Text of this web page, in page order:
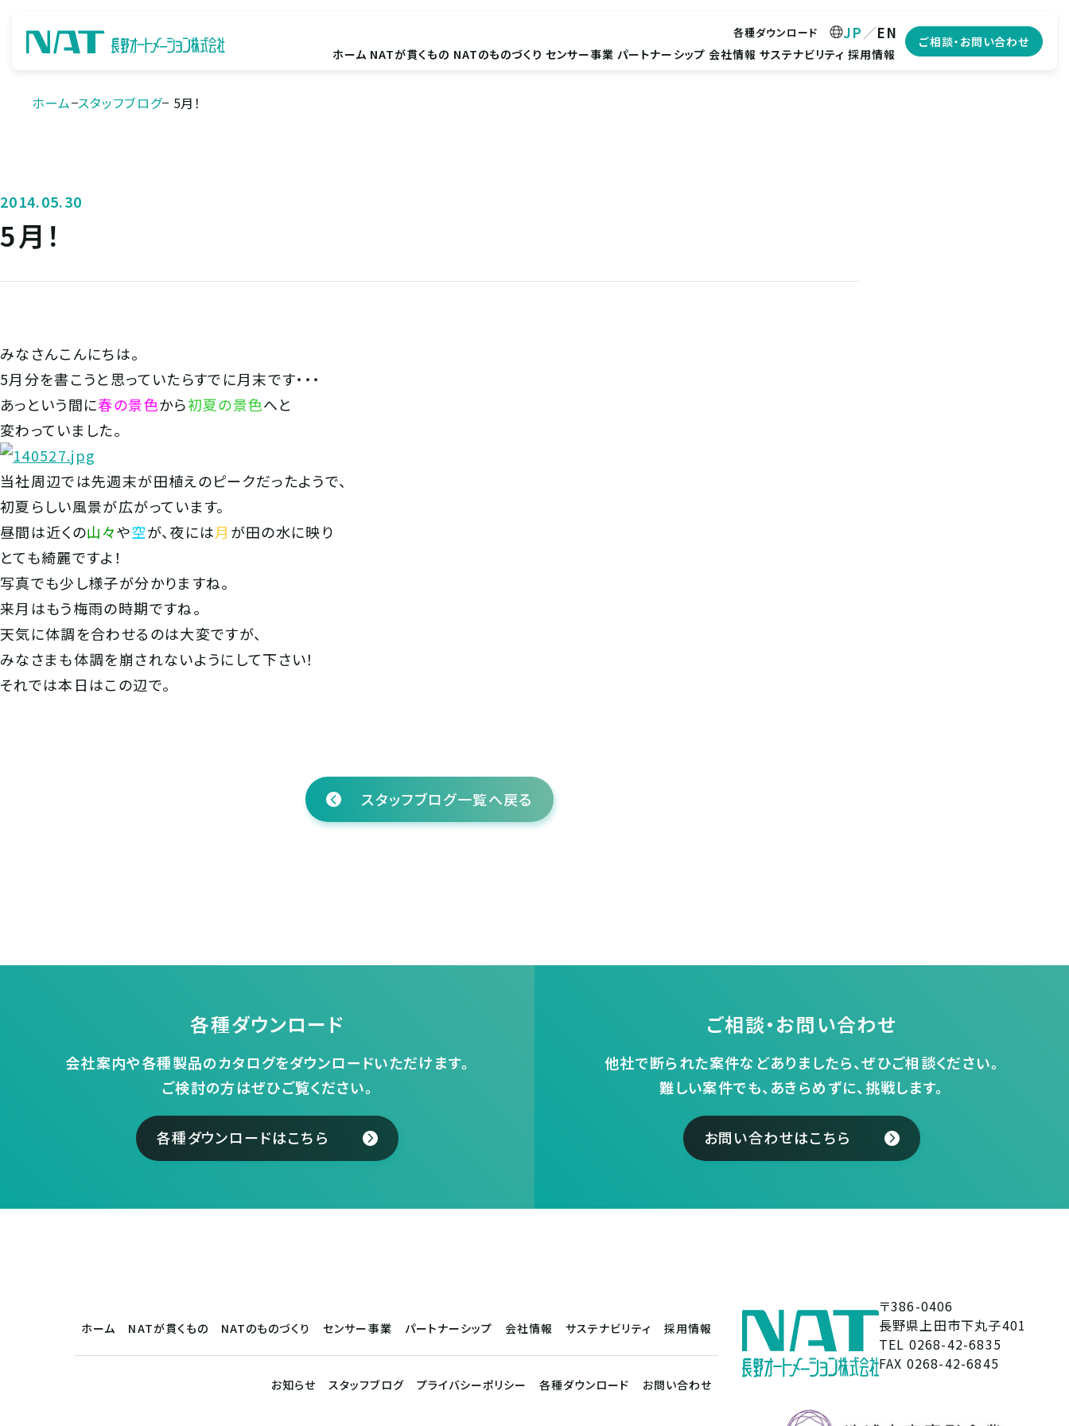
ホーム NATが貫くもの NATのものづくり センサー事業 パートナーシップ 会社情報 サステナビリティ 採用情報
各種ダウンロード EN
JP ご相談・お問い合わせ
ホーム スタッフブログ 5月！
2014.05.30
5月！
みなさんこんにちは。
5月分を書こうと思っていたらすでに月末です・・・
あっという間に春の景色から初夏の景色へと
変わっていました。
当社周辺では先週末が田植えのピークだったようで、
初夏らしい風景が広がっています。
昼間は近くの山々や空が、夜には月 が田の水に映り
とても綺麗ですよ！
写真でも少し様子が分かりますね。
来月はもう梅雨の時期ですね。
天気に体調を合わせるのは大変ですが、
みなさまも体調を崩されないようにして下さい！
それでは本日はこの辺で。
スタッフブログ一覧へ戻る
各種ダウンロード
会社案内や各種製品のカタログをダウンロードいただけます。
ご検討の方はぜひご覧ください。
各種ダウンロードはこちら
ご相談・お問い合わせ
他社で断られた案件などありましたら、ぜひご相談ください。
難しい案件でも、あきらめずに、挑戦します。
お問い合わせはこちら
〒386-0406
長野県上田市下丸子401
TEL 0268-42-6835
FAX 0268-42-6845
ホーム NATが貫くもの NATのものづくり センサー事業 パートナーシップ 会社情報 サステナビリティ 採用情報
お知らせ スタッフブログ プライバシーポリシー 各種ダウンロード お問い合わせ